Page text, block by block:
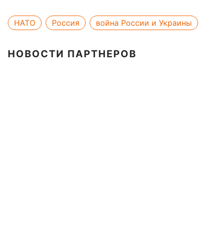
НАТО Россия война России и Украины
НОВОСТИ ПАРТНЕРОВ